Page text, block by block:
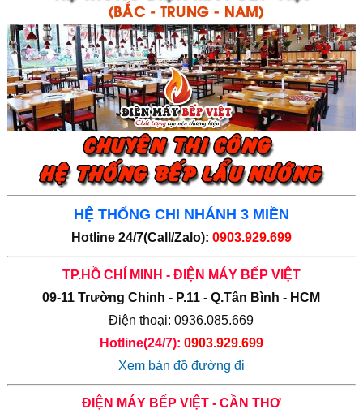
HỆ THỐNG CHI NHÁNH 3 MIỀN
Hotline 24/7(Call/Zalo): 0903.929.699
TP.HỒ CHÍ MINH - ĐIỆN MÁY BẾP VIỆT
09-11 Trường Chinh - P.11 - Q.Tân Bình - HCM
Điện thoại: 0936.085.669
Hotline(24/7): 0903.929.699
Xem bản đồ đường đi
ĐIỆN MÁY BẾP VIỆT - CẦN THƠ